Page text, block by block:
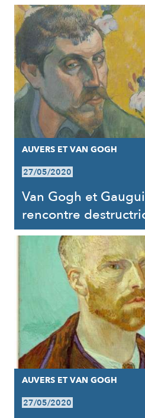
AUVERS ET VAN GOGH
27/05/2020
Van Gogh et
rencontre
AUVERS ET VAN GOGH
27/05/2020